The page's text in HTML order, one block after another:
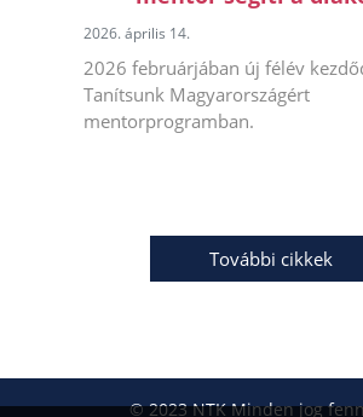
2026. április 14.
2026 februárjában új félév
Tanítsunk Magyarországért
mentorprogramban.
További cikkek
© 2023 NTK Minden jog